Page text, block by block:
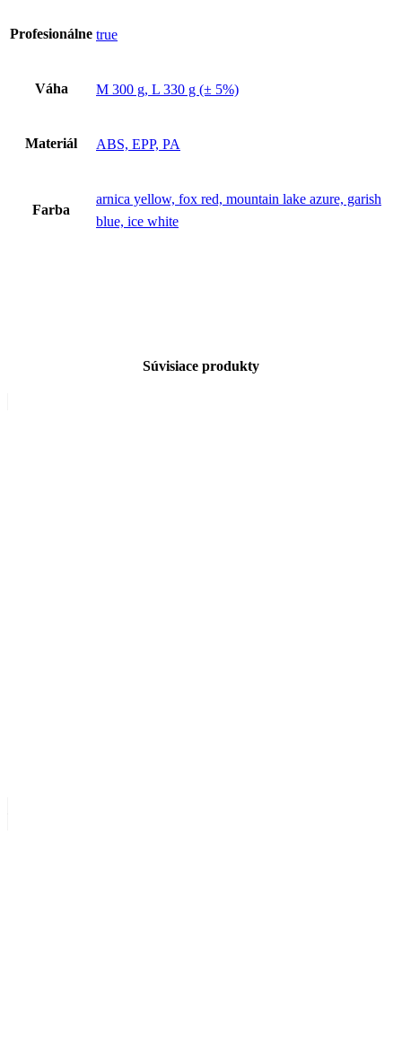
Profesionálne true
Váha M 300 g, L 330 g (± 5%)
Materiál ABS, EPP, PA
Farba
arnica yellow, fox red, mountain lake azure, garish
blue, ice white
Súvisiace produkty